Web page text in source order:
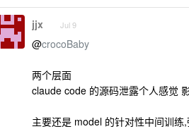
jjx Jul 9
@crocoBaby
两个层面
claude code 的源码泄露个人感觉
主要还是 model 的针对性中间训练